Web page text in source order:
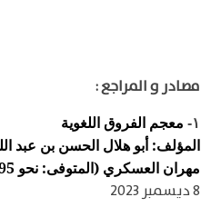
مصادر و المراجع :
١-
معجم الفروق اللغوية
المؤلف: أبو هلال الحسن بن عبد
مهران العسكري (المتوفى: نحو 395هـ)
8 ديسمبر 2023